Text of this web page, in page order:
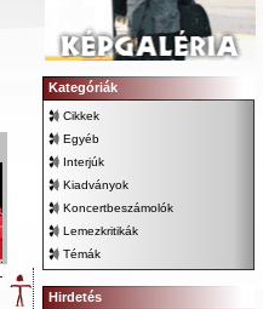
Kategóriák
Cikkek
Egyéb
Interjúk
Kiadványok
Koncertbeszámolók
Lemezkritikák
Témák
Hirdetés